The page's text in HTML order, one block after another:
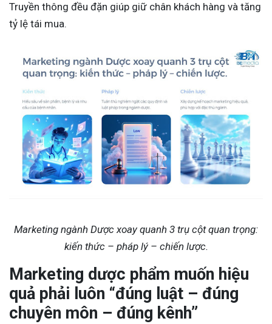
Truyền thông đều đặn giúp giữ chân khách hàng và tăng
tỷ lệ tái mua.
Marketing ngành Dược xoay quanh 3 trụ cột quan trọng:
kiến thức – pháp lý – chiến lược.
Marketing dược phẩm muốn hiệu
quả phải luôn “đúng luật – đúng
chuyên môn – đúng kênh”